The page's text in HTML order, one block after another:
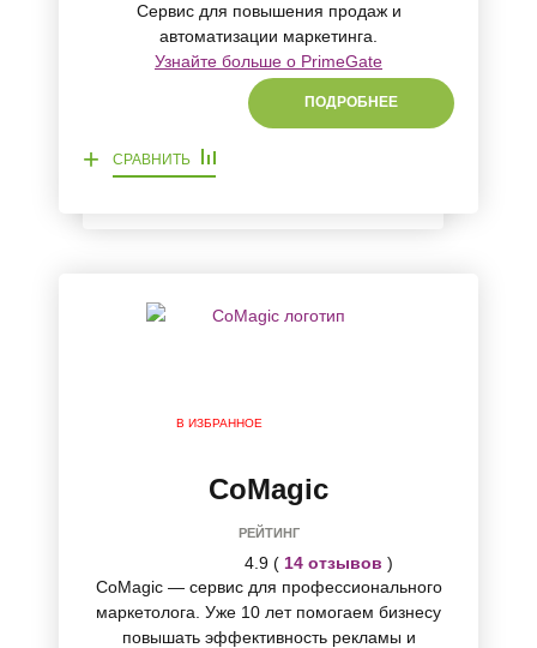
Сервис для повышения продаж и
автоматизации маркетинга.
Узнайте больше о PrimeGate
ПОДРОБНЕЕ
+ СРАВНИТЬ
В ИЗБРАННОЕ
CoMagic
РЕЙТИНГ
4.9 ( 14 отзывов )
CoMagic — сервис для профессионального
маркетолога. Уже 10 лет помогаем бизнесу
повышать эффективность рекламы и